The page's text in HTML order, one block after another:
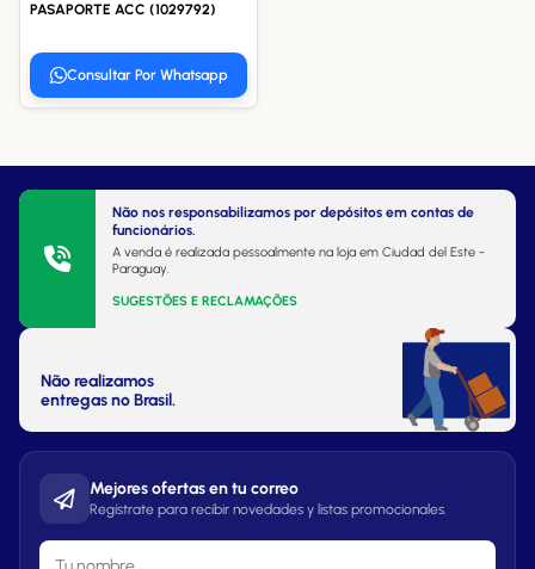
PASAPORTE ACC (1029792)
Consultar Por Whatsapp
Não nos responsabilizamos por depósitos em contas de
funcionários.
A venda é realizada pessoalmente na loja em Ciudad del Este -
Paraguay.
SUGESTÕES E RECLAMAÇÕES
Não realizamos
entregas no Brasil.
Mejores ofertas en tu correo
Regístrate para recibir novedades y listas promocionales.